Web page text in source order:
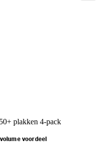
plakken 4-pack
voordeel